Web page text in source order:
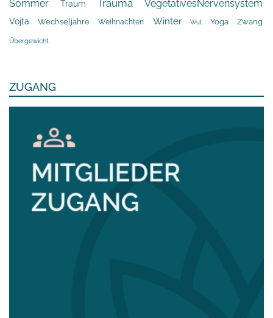
Sommer Traum Trauma VegetativesNervensystem
Vojta Wechseljahre Weihnachten Winter Wut Yoga Zwang
Übergewicht
ZUGANG